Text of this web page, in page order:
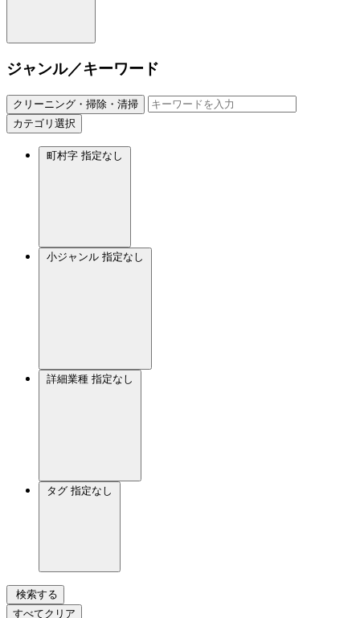
ジャンル／キーワード
クリーニング・掃除・清掃
カテゴリ選択
町村字 指定なし
小ジャンル 指定なし
詳細業種 指定なし
タグ 指定なし
検索する
すべてクリア